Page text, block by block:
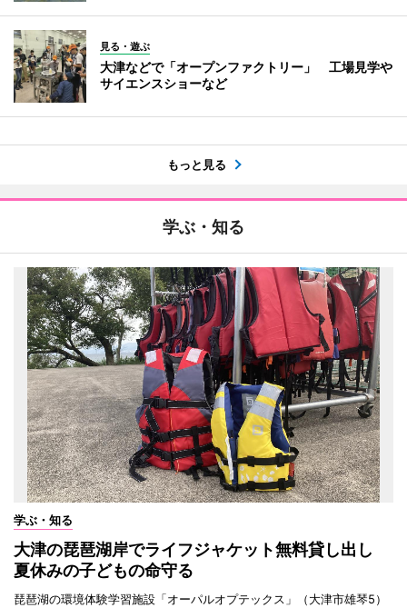
見る・遊ぶ
大津などで「オープンファクトリー」 工場見学や
サイエンスショーなど
もっと見る
学ぶ・知る
学ぶ・知る
大津の琵琶湖岸でライフジャケット無料貸し出し
夏休みの子どもの命守る
琵琶湖の環境体験学習施設「オーパルオプテックス」（大津市雄琴5）